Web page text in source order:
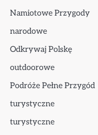
Namiotowe Przygody
narodowe
Odkrywaj Polskę
outdoorowe
Podróże Pełne Przygód
turystyczne
turystyczne